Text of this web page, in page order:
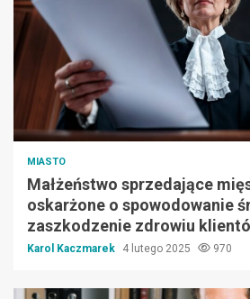
MIASTO
Małżeństwo sprzedające
oskarżone o spowodowanie
zaszkodzenie zdrowiu
Karol Kaczmarek 4 lutego 2025 970